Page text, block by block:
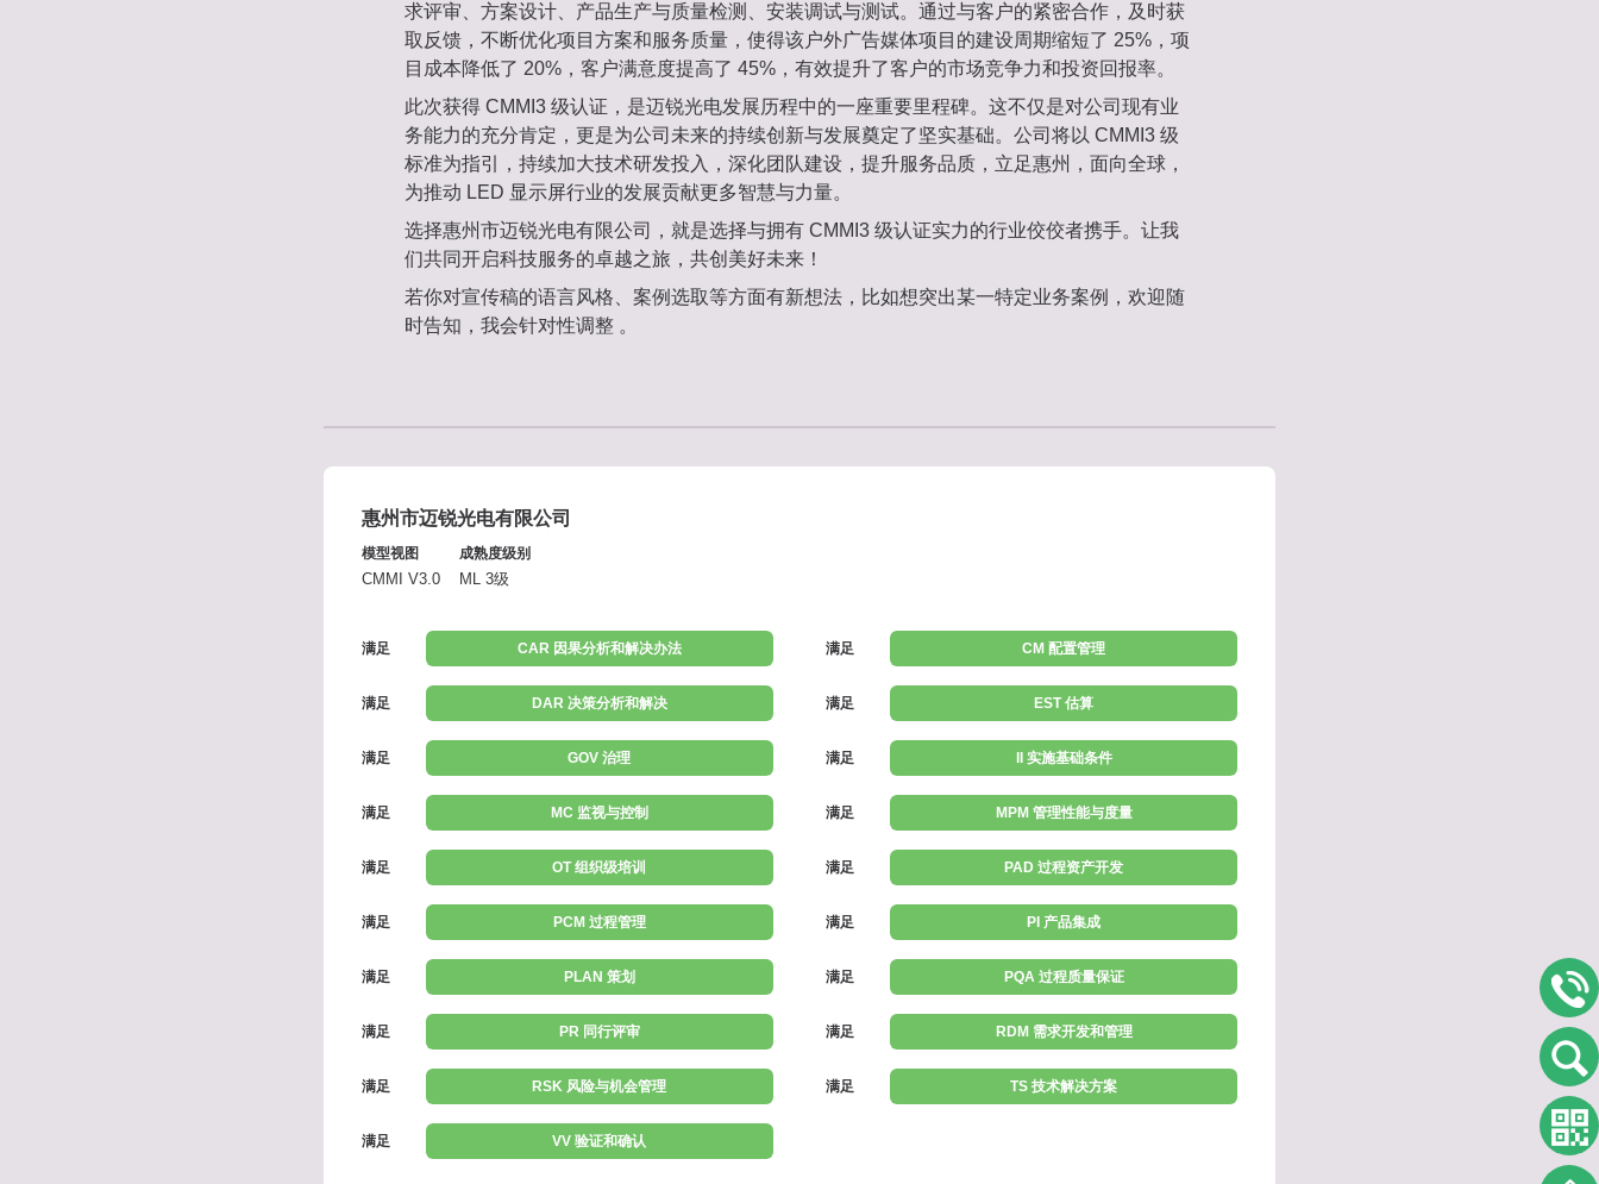
求评审、方案设计、产品生产与质量检测、安装调试与测试。通过与客户的紧密合作，及时获
取反馈，不断优化项目方案和服务质量，使得该户外广告媒体项目的建设周期缩短了 25%，项
目成本降低了 20%，客户满意度提高了 45%，有效提升了客户的市场竞争力和投资回报率。
此次获得 CMMI3 级认证，是迈锐光电发展历程中的一座重要里程碑。这不仅是对公司现有业
务能力的充分肯定，更是为公司未来的持续创新与发展奠定了坚实基础。公司将以 CMMI3 级
标准为指引，持续加大技术研发投入，深化团队建设，提升服务品质，立足惠州，面向全球，
为推动 LED 显示屏行业的发展贡献更多智慧与力量。
选择惠州市迈锐光电有限公司，就是选择与拥有 CMMI3 级认证实力的行业佼佼者携手。让我
们共同开启科技服务的卓越之旅，共创美好未来！
若你对宣传稿的语言风格、案例选取等方面有新想法，比如想突出某一特定业务案例，欢迎随
时告知，我会针对性调整 。
惠州市迈锐光电有限公司
模型视图
CMMI V3.0
成熟度级别
ML 3级
满足 CAR 因果分析和解决办法 满足 CM 配置管理
满足 DAR 决策分析和解决 满足 EST 估算
满足 GOV 治理 满足 II 实施基础条件
满足 MC 监视与控制 满足 MPM 管理性能与度量
满足 OT 组织级培训 满足 PAD 过程资产开发
满足 PCM 过程管理 满足 PI 产品集成
满足 PLAN 策划 满足 PQA 过程质量保证
满足 PR 同行评审 满足 RDM 需求开发和管理
满足 RSK 风险与机会管理 满足 TS 技术解决方案
满足 VV 验证和确认